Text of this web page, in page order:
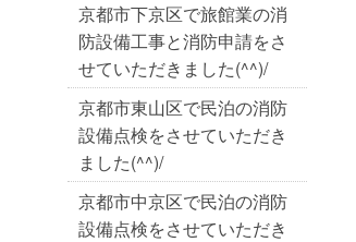
京都市下京区で旅館業の消
防設備工事と消防申請をさ
せていただきました(^^)/
京都市東山区で民泊の消防
設備点検をさせていただき
ました(^^)/
京都市中京区で民泊の消防
設備点検をさせていただき